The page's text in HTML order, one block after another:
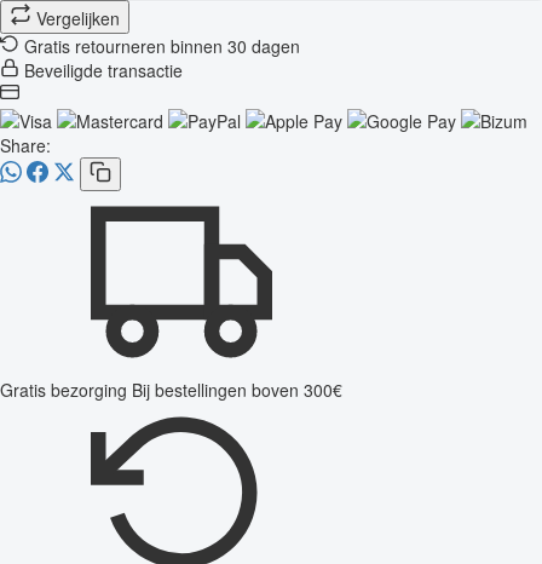
Vergelijken
Gratis retourneren binnen 30 dagen
Beveiligde transactie
Share:
Gratis bezorging Bij bestellingen boven 300€